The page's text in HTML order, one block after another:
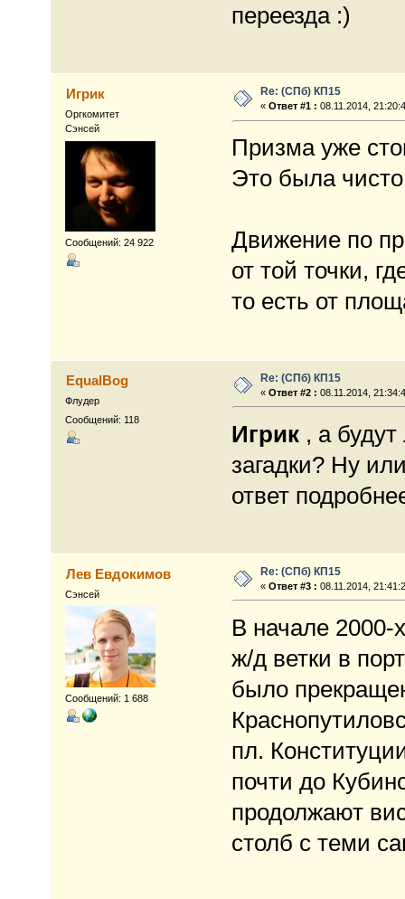
переезда :)
Игрик
Оргкомитет
Сэнсей
Сообщений: 24 922
Re: (СПб) КП15
«Ответ #1 : 08.11.2014,
Призма уже
Это была
Движение по
от той точки,
то есть от
EqualBog
Флудер
Сообщений: 118
Re: (СПб) КП15
«Ответ #2 : 08.11.2014,
Игрик, а будут
загадки? Ну
ответ
Лев Евдокимов
Сэнсей
Сообщений: 1 688
Re: (СПб) КП15
«Ответ #3 : 08.11.2014,
В начале 2000-
ж/д ветки в
было
пл.
почти до
продолжают
столб с теми